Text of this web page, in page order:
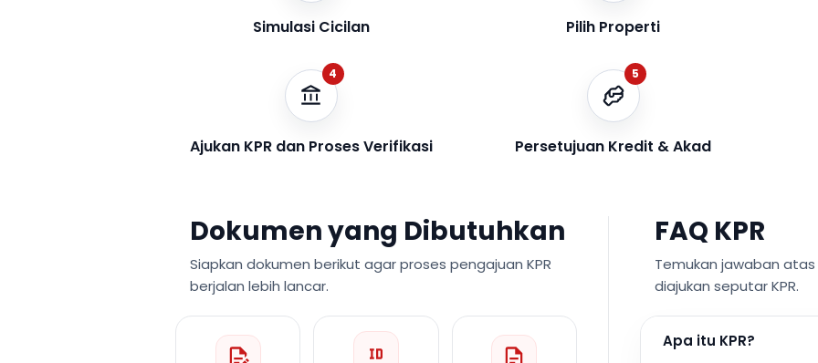
Simulasi Cicilan Pilih Properti
4
Ajukan KPR dan Proses Verifikasi
5
Persetujuan Kredit & Akad
Dokumen yang Dibutuhkan
Siapkan dokumen berikut agar proses pengajuan KPR
berjalan lebih lancar.
FAQ KPR
Temukan jawaban
diajukan seputar KPR.
Apa itu KPR?